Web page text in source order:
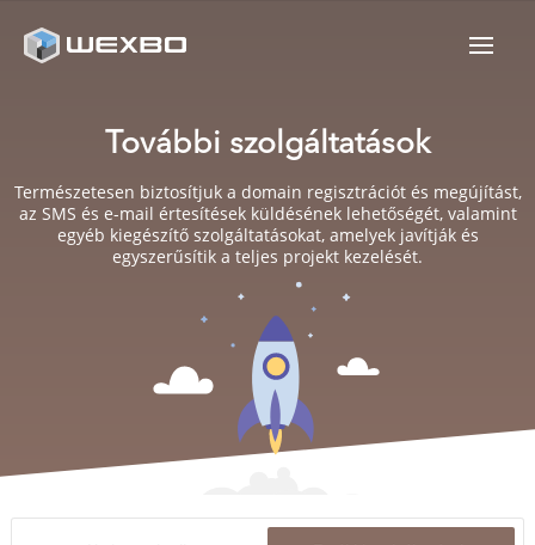
További szolgáltatások
Természetesen biztosítjuk a domain regisztrációt és megújítást,
az SMS és e-mail értesítések küldésének lehetőségét, valamint
egyéb kiegészítő szolgáltatásokat, amelyek javítják és
egyszerűsítik a teljes projekt kezelését.